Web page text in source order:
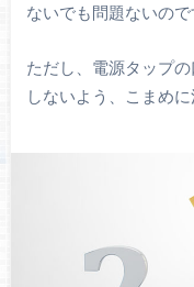
ないでも問題ないので
ただし、電源タップ
しないよう、こまめ